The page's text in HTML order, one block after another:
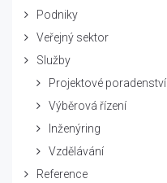
Podniky
Veřejný sektor
Služby
Projektové poradenství
Výběrová řízení
Inženýring
Vzdělávání
Reference